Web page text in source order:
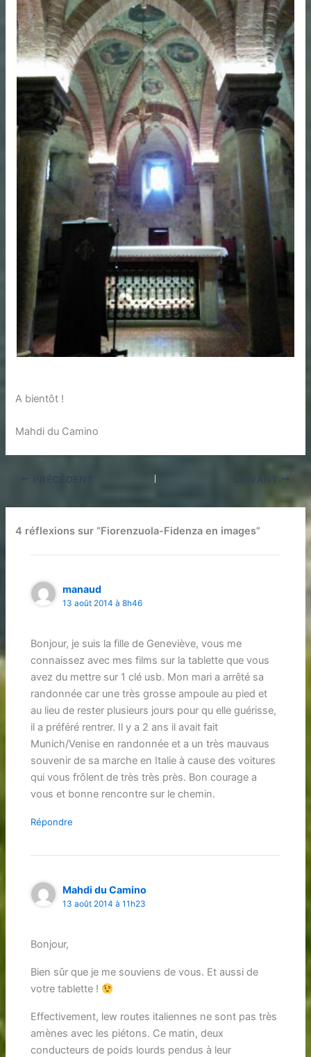
A bientôt !
Mahdi du Camino
SUIVANT
4 réflexions sur “Fiorenzuola-Fidenza en images”
manaud
13 août 2014 à 8h46
Bonjour, je suis la fille de Geneviève, vous me
connaissez avec mes films sur la tablette que vous
avez du mettre sur 1 clé usb. Mon mari a arrêté sa
randonnée car une très grosse ampoule au pied et
au lieu de rester plusieurs jours pour qu elle guérisse,
il a préféré rentrer. Il y a 2 ans il avait fait
Munich/Venise en randonnée et a un très mauvaus
souvenir de sa marche en Italie à cause des voitures
qui vous frôlent de très très près. Bon courage a
vous et bonne rencontre sur le chemin.
Répondre
Mahdi du Camino
13 août 2014 à 11h23
Bonjour,
Bien sûr que je me souviens de vous. Et aussi de
votre tablette !
Effectivement, lew routes italiennes ne sont pas très
amènes avec les piétons. Ce matin, deux
conducteurs de poids lourds pendus à leur